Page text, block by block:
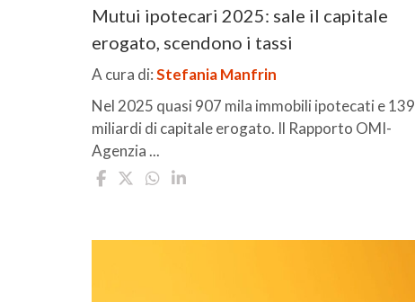
Mutui ipotecari 2025: sale il capitale
erogato, scendono i tassi
A cura di:Stefania Manfrin
Nel 2025 quasi 907 mila immobili ipotecati e 139
miliardi di capitale erogato. Il Rapporto OMI-
Agenzia ...